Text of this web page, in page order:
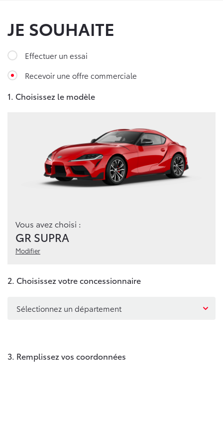
JE SOUHAITE
Effectuer un essai
Recevoir une offre commerciale
1. Choisissez le modèle
Vous avez choisi :
GR SUPRA
Modifier
2. Choisissez votre concessionnaire
Sélectionnez un département
3. Remplissez vos coordonnées